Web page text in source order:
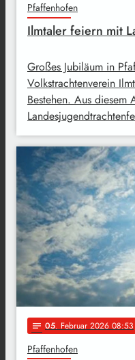
Pfaffenhofen
Ilmtaler feiern mit
Großes Jubiläum in
Volkstrachtenverein
Bestehen. Aus diesem
notes 05. Februar 2026 08:53
Pfaffenhofen